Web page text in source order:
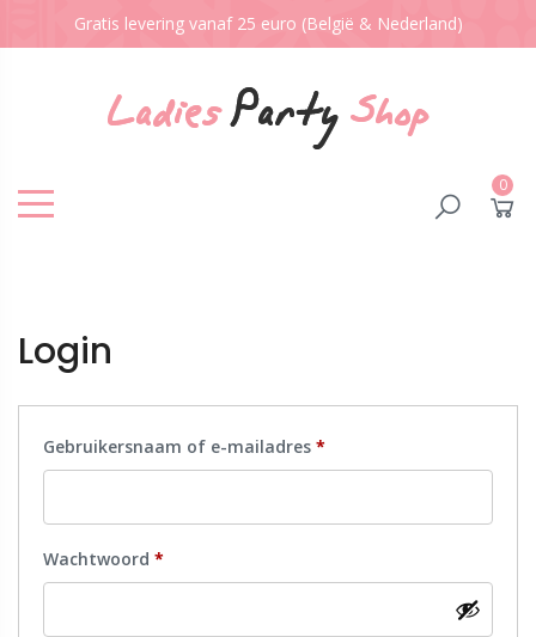
Gratis levering vanaf 25 euro (België & Nederland)
0
Login
Gebruikersnaam of e-mailadres *
Vereist
Wachtwoord *
Vereist